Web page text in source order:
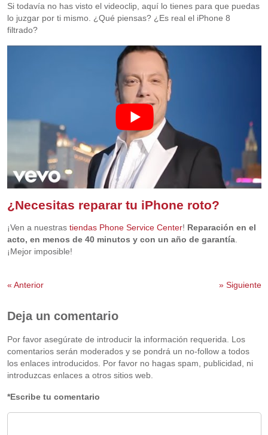
Si todavía no has visto el videoclip, aquí lo tienes para que puedas
lo juzgar por ti mismo. ¿Qué piensas? ¿Es real el iPhone 8
filtrado?
¿Necesitas reparar tu iPhone roto?
¡Ven a nuestras tiendas Phone Service Center! Reparación en el
acto, en menos de 40 minutos y con un año de garantía.
¡Mejor imposible!
« Anterior »Siguiente
Deja un comentario
Por favor asegúrate de introducir la información requerida. Los
comentarios serán moderados y se pondrá un no-follow a todos
los enlaces introducidos. Por favor no hagas spam, publicidad, ni
introduzcas enlaces a otros sitios web.
*Escribe tu comentario